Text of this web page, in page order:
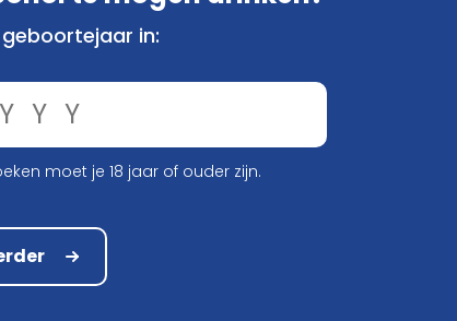
€ 11,08
u besteld, morgen verzonden!*
in:
moet je 18 jaar of ouder zijn.